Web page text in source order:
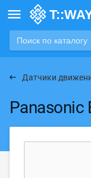

Датчики
Panasonic